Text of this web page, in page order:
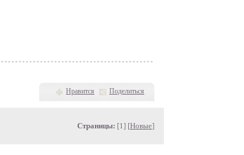
Нравится Поделиться
Страницы: [1] [Новые]